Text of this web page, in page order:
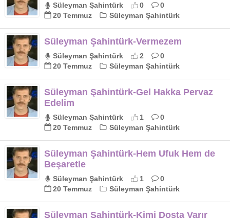
Süleyman Şahintürk 0
0
20 Temmuz
Süleyman Şahintürk
Süleyman Şahintürk-Vermezem
Süleyman Şahintürk 2
0
20 Temmuz
Süleyman Şahintürk
Süleyman Şahintürk-Gel Hakka Pervaz
Edelim
Süleyman Şahintürk 1
0
20 Temmuz
Süleyman Şahintürk
Süleyman Şahintürk-Hem Ufuk Hem de
Beşaretle
Süleyman Şahintürk 1
0
20 Temmuz
Süleyman Şahintürk
Süleyman Şahintürk-Kimi Dosta Varır